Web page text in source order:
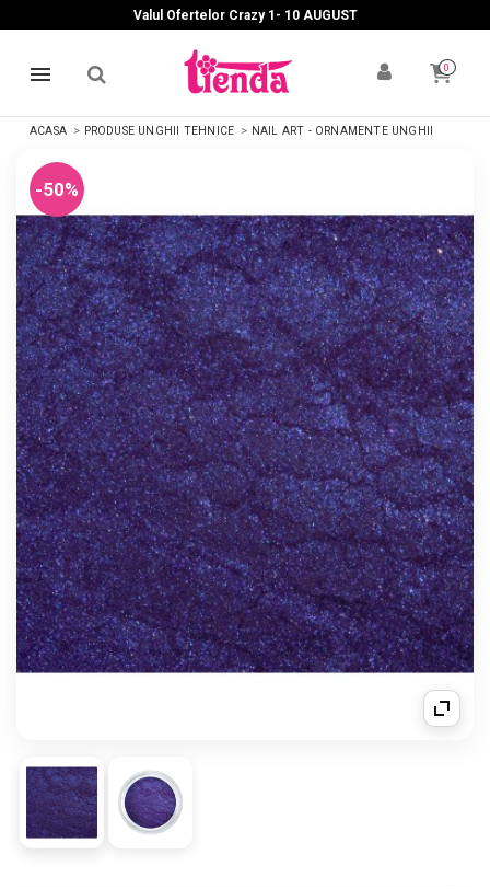
Valul Ofertelor Crazy 1- 10 AUGUST
0
ACASA PRODUSE UNGHII TEHNICE NAIL ART - ORNAMENTE UNGHII
-50%